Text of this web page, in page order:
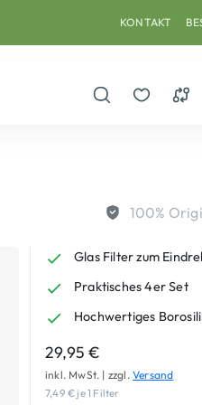
KONTAKT
100%
Glas Filter zum
Praktisches 4er Set
Hochwertiges
29,95€
inkl. MwSt. | zzgl. Versand
7,49 € je 1 Filter